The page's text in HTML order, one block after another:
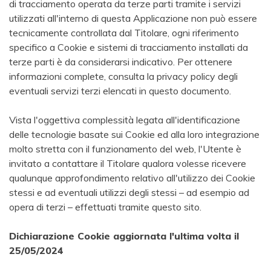
di tracciamento operata da terze parti tramite i servizi
utilizzati all'interno di questa Applicazione non può essere
tecnicamente controllata dal Titolare, ogni riferimento
specifico a Cookie e sistemi di tracciamento installati da
terze parti è da considerarsi indicativo. Per ottenere
informazioni complete, consulta la privacy policy degli
eventuali servizi terzi elencati in questo documento.
Vista l'oggettiva complessità legata all'identificazione
delle tecnologie basate sui Cookie ed alla loro integrazione
molto stretta con il funzionamento del web, l'Utente è
invitato a contattare il Titolare qualora volesse ricevere
qualunque approfondimento relativo all'utilizzo dei Cookie
stessi e ad eventuali utilizzi degli stessi – ad esempio ad
opera di terzi – effettuati tramite questo sito.
Dichiarazione Cookie aggiornata l'ultima volta il
25/05/2024